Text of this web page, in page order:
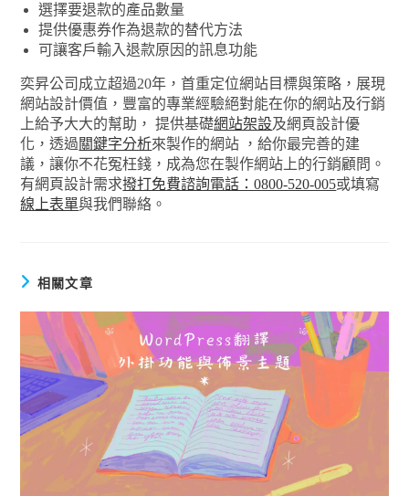
選擇要退款的產品數量
提供優惠券作為退款的替代方法
可讓客戶輸入退款原因的訊息功能
奕昇公司成立超過20年，首重定位網站目標與策略，展現
網站設計價值，豐富的專業經驗絕對能在你的網站及行銷
上給予大大的幫助， 提供基礎網站架設及網頁設計優
化，透過關鍵字分析來製作的網站 ，給你最完善的建
議，讓你不花冤枉錢，成為您在製作網站上的行銷顧問。
有網頁設計需求撥打免費諮詢電話：0800-520-005或填寫
線上表單與我們聯絡。
相關文章